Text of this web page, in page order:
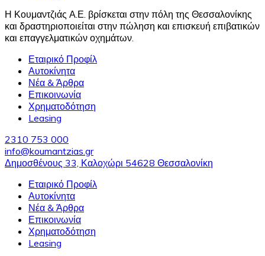
Η Κουμαντζιάς Α.Ε. βρίσκεται στην πόλη της Θεσσαλονίκης
και δραστηριοποιείται στην πώληση και επισκευή επιβατικών
και επαγγελματικών οχημάτων.
Εταιρικό Προφίλ
Αυτοκίνητα
Νέα & Άρθρα
Επικοινωνία
Χρηματοδότηση
Leasing
2310 753 000
info@koumantzias.gr
Δημοσθένους 33, Καλοχώρι 54628 Θεσσαλονίκη
Εταιρικό Προφίλ
Αυτοκίνητα
Νέα & Άρθρα
Επικοινωνία
Χρηματοδότηση
Leasing